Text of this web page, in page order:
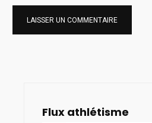
Flux athlétisme